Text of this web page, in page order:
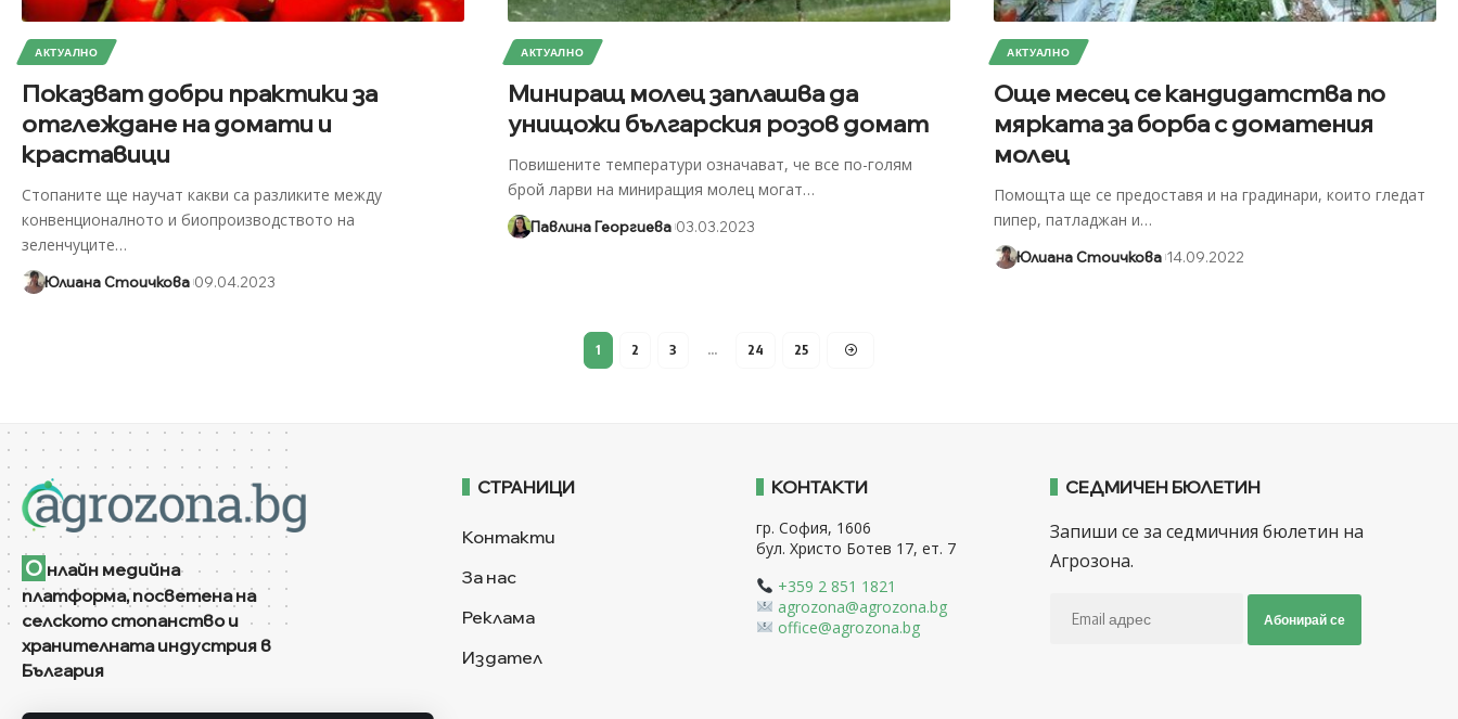
АКТУАЛНО
Показват добри практики за
отглеждане на домати и
краставици
Стопаните ще научат какви са разликите между
конвенционалното и биопроизводството на
зеленчуците…
Юлиана Стоичкова 09.04.2023
АКТУАЛНО
Миниращ молец заплашва да
унищожи българския розов домат
Повишените температури означават, че все по-голям
брой ларви на миниращия молец могат…
Павлина Георгиева 03.03.2023
АКТУАЛНО
Още месец се кандидатства по
мярката за борба с доматения
молец
Помощта ще се предоставя и на градинари, които гледат
пипер, патладжан и…
Юлиана Стоичкова 14.09.2022
1 2 3 … 24 25
О нлайн медийна
платформа, посветена на
селското стопанство и
хранителната индустрия в
България
СТРАНИЦИ
Контакти
За нас
Реклама
Издател
КОНТАКТИ
гр. София, 1606
бул. Христо Ботев 17, ет. 7
+359 2 851 1821
agrozona@agrozona.bg
office@agrozona.bg
СЕДМИЧЕН БЮЛЕТИН
Запиши се за седмичния бюлетин на
Агрозона.
Абонирай се